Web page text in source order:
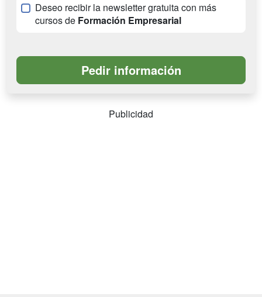
Deseo recibir la newsletter gratuita con más
cursos de Formación Empresarial
Publicidad